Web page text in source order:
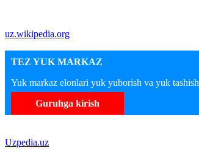
uz.wikipedia.org
TEZ YUK MARKAZ
Yuk markaz elonlari yuk yuborish va yuk tashish
Guruhga kirish
Uzpedia.uz